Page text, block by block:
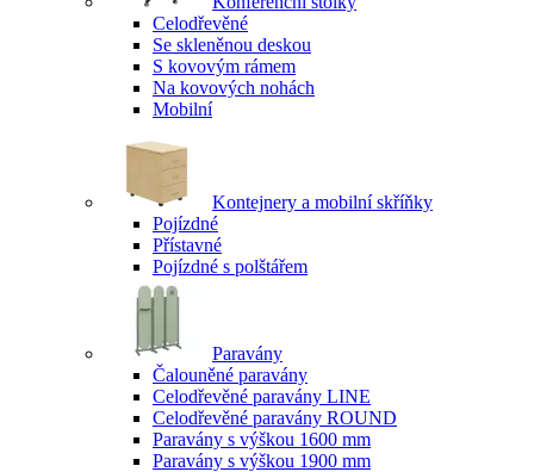
Celodřevěné
Se skleněnou deskou
S kovovým rámem
Na kovových nohách
Mobilní
Kontejnery a mobilní skříňky
Pojízdné
Přístavné
Pojízdné s polštářem
Paravány
Čalouněné paravány
Celodřevěné paravány LINE
Celodřevěné paravány ROUND
Paravány s výškou 1600 mm
Paravány s výškou 1900 mm